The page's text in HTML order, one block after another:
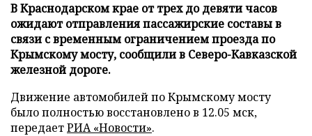
В Краснодарском крае от трех до девяти часов
ожидают отправления пассажирские составы в
связи с временным ограничением проезда по
Крымскому мосту, сообщили в Северо-Кавказской
железной дороге.
Движение автомобилей по Крымскому мосту
было полностью восстановлено в 12.05 мск,
передаетРИА «Новости».